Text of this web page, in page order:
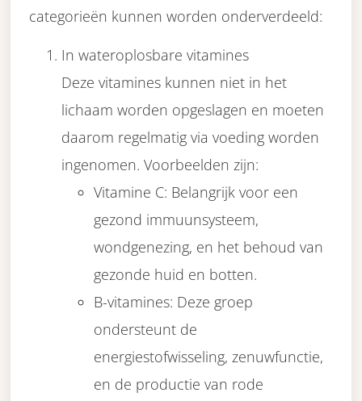
categorieën kunnen worden onderverdeeld:
In wateroplosbare vitamines
Deze vitamines kunnen niet in het
lichaam worden opgeslagen en moeten
daarom regelmatig via voeding worden
ingenomen. Voorbeelden zijn:
Vitamine C: Belangrijk voor een
gezond immuunsysteem,
wondgenezing, en het behoud van
gezonde huid en botten.
B-vitamines: Deze groep
ondersteunt de
energiestofwisseling, zenuwfunctie,
en de productie van rode